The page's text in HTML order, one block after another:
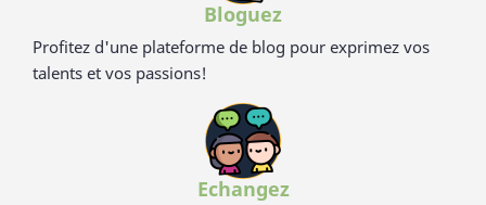
Bloguez
Profitez d'une plateforme de blog pour exprimez vos
talents et vos passions!
Echangez